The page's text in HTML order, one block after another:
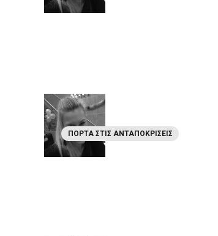
ΠΌΡΤΑ ΣΤΙΣ ΑΝΤΑΠΟΚΡΊΣΕΙΣ